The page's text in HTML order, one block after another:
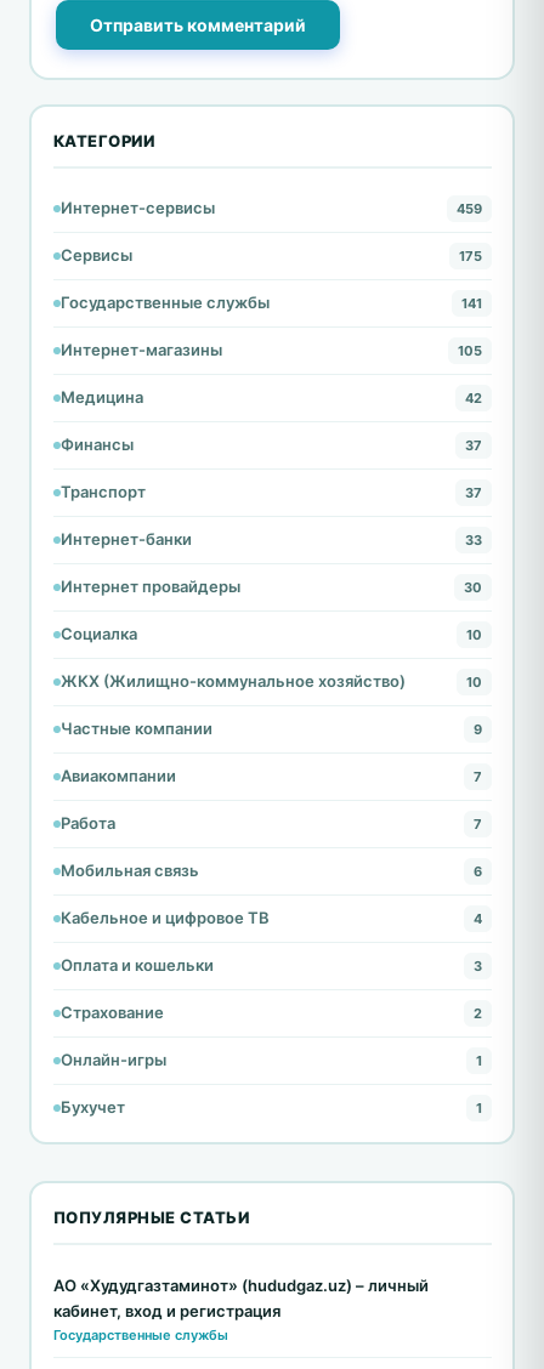
Отправить комментарий
КАТЕГОРИИ
Интернет-сервисы 459
Сервисы 175
Государственные службы 141
Интернет-магазины 105
Медицина 42
Финансы 37
Транспорт 37
Интернет-банки 33
Интернет провайдеры 30
Социалка 10
ЖКХ (Жилищно-коммунальное хозяйство) 10
Частные компании 9
Авиакомпании 7
Работа 7
Мобильная связь 6
Кабельное и цифровое ТВ 4
Оплата и кошельки 3
Страхование 2
Онлайн-игры 1
Бухучет 1
ПОПУЛЯРНЫЕ СТАТЬИ
АО «Худудгазтаминот» (hududgaz.uz) – личный
кабинет, вход и регистрация
Государственные службы